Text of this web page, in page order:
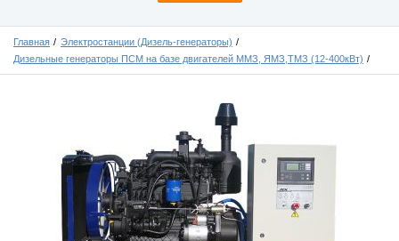
Главная
Электростанции (Дизель-генераторы)
Дизельные генераторы ПСМ на базе двигателей ММЗ, ЯМЗ,ТМЗ (12-400кВт)